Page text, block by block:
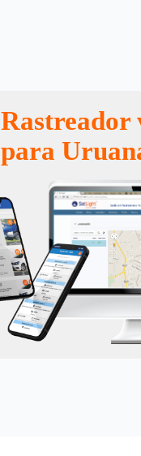
Rastreador
para